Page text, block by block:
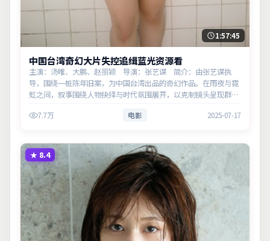
1:57:45
中国台湾奇幻大片失控追缉蓝光资源看
主演：汤唯、大鹏、赵丽颖 导演：张艺谋 简介：由张艺谋执
导，围绕一桩陈年旧案，为中国台湾出品的奇幻作品。在雨夜与霓
虹之间，叙事围绕人物抉择与时代氛围展开，以克制镜头呈现群像
7.7万 电影 2025-07-17
★ 8.4